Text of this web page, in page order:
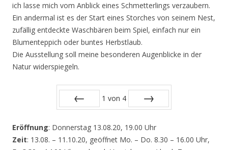
ich lasse mich vom Anblick eines Schmetterlings verzaubern.
Ein andermal ist es der Start eines Storches von seinem Nest,
zufällig entdeckte Waschbären beim Spiel, einfach nur ein
Blumenteppich oder buntes Herbstlaub.
Die Ausstellung soll meine besonderen Augenblicke in der
Natur widerspiegeln.
1 von 4
Eröffnung: Donnerstag 13.08.20, 19.00 Uhr
Zeit: 13.08. – 11.10.20, geöffnet Mo. – Do. 8.30 – 16.00 Uhr,